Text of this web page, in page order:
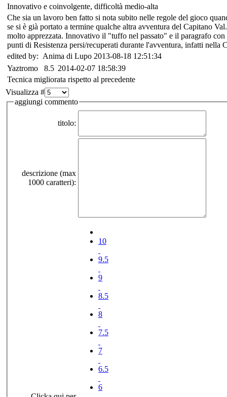
Innovativo e coinvolgente, difficoltà medio-alta
Che sia un lavoro ben fatto si nota subito nelle regole del gioco
se si è già portato a termine qualche altra avventura del Capitano
molto apprezzata. Innovativo il "tuffo nel passato" e il paragrafo
punti di Resistenza persi/recuperati durante l'avventura, infatti nella
edited by: Anima di Lupo 2013-08-18 12:51:34
Yaztromo
8.5 2014-02-07 18:58:39
Tecnica migliorata rispetto al precedente
Visualizza #
aggiungi commento
titolo:
descrizione (max
1000 caratteri):
10
9.5
9
8.5
8
7.5
7
6.5
6